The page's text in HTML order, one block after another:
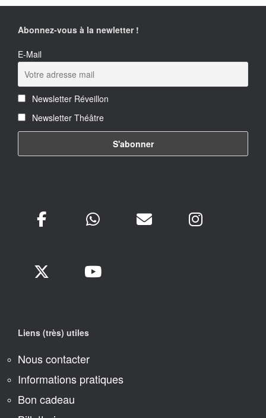
Abonnez-vous à la newletter !
E-Mail
Newsletter Réveillon
Newsletter Théâtre
Liens (très) utiles
Nous contacter
Informations pratiques
Bon cadeau